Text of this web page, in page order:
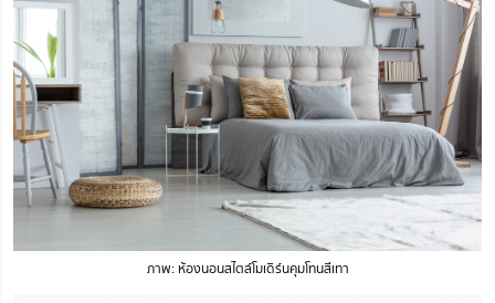
ภาพ: ห้องนอนสไตล์โมเดิร์นคุมโทนสีเทา